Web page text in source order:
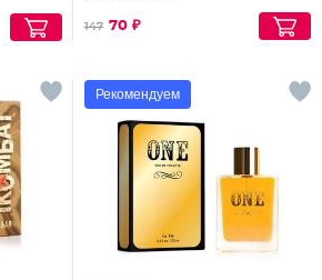
147 70 ₽
Рекомендуем